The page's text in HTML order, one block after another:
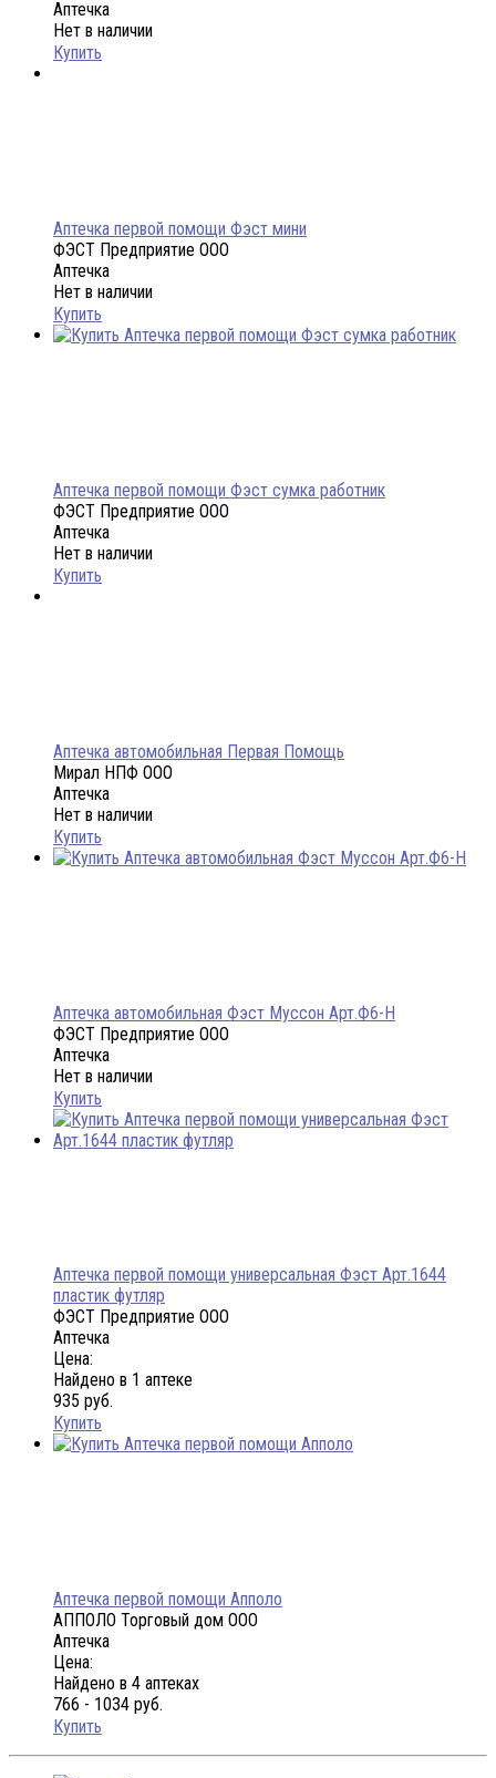
Аптечка
Нет в наличии
Купить
Аптечка первой помощи Фэст мини
ФЭСТ Предприятие ООО
Аптечка
Нет в наличии
Купить
Аптечка первой помощи Фэст сумка работник
ФЭСТ Предприятие ООО
Аптечка
Нет в наличии
Купить
Аптечка автомобильная Первая Помощь
Мирал НПФ ООО
Аптечка
Нет в наличии
Купить
Аптечка автомобильная Фэст Муссон Арт.Ф6-Н
ФЭСТ Предприятие ООО
Аптечка
Нет в наличии
Купить
Аптечка первой помощи универсальная Фэст Арт.1644
пластик футляр
ФЭСТ Предприятие ООО
Аптечка
Цена:
Найдено в 1 аптеке
935 руб.
Купить
Аптечка первой помощи Апполо
АППОЛО Торговый дом ООО
Аптечка
Цена:
Найдено в 4 аптеках
766 - 1034 руб.
Купить